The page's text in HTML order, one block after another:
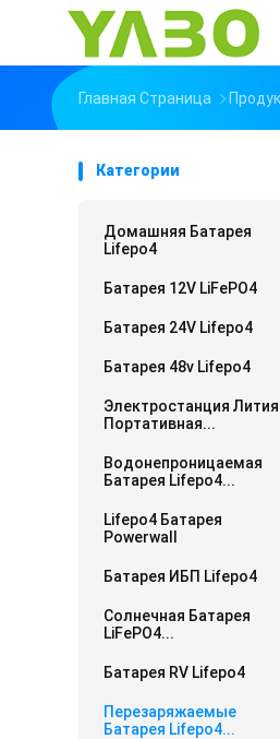
Главная Страница
Категории
Домашняя Батарея
Lifepo4
Батарея 12V LiFePO4
Батарея 24V Lifepo4
Батарея 48v Lifepo4
Электростанция Лития
Портативная...
Водонепроницаемая
Батарея Lifepo4...
Lifepo4 Батарея
Powerwall
Батарея ИБП Lifepo4
Солнечная Батарея
LiFePO4...
Батарея RV Lifepo4
Перезаряжаемые
Батарея Lifepo4...